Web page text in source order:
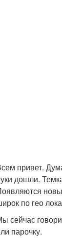
привет.
дошли.
по гео
сейчас
парочку.